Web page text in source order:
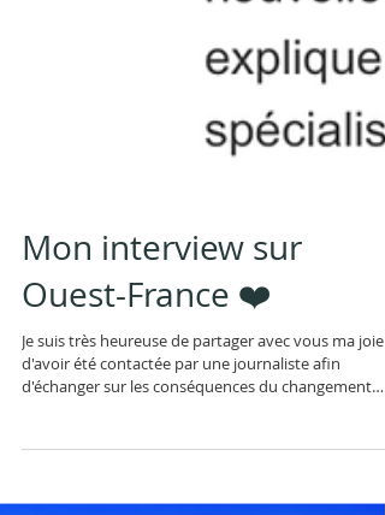
Mon interview sur
Ouest-France ❤️
Je suis très heureuse de partager avec vous ma joie